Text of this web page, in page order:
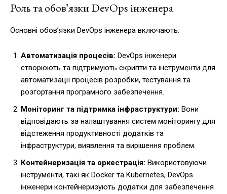
Роль та обов’язки DevOps інженера
Основні обов’язки DevOps інженера включають:
Автоматизація процесів: DevOps інженери
створюють та підтримують скрипти та інструменти для
автоматизації процесів розробки, тестування та
розгортання програмного забезпечення.
Моніторинг та підтримка інфраструктури: Вони
відповідають за налаштування систем моніторингу для
відстеження продуктивності додатків та
інфраструктури, виявлення та вирішення проблем.
Контейнеризація та оркестрація: Використовуючи
інструменти, такі як Docker та Kubernetes, DevOps
інженери контейнеризують додатки для забезпечення